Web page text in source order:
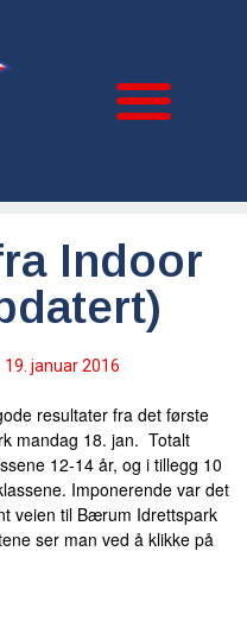
Indoor
19. januar 2016
resultater fra det første
mandag 18. jan. Totalt
12-14 år, og i tillegg 10
Imponerende var det
veien til Bærum Idrettspark
ser man ved å klikke på